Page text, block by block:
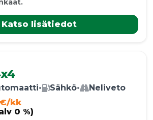
Katso lisätiedot
• Sähkö• Neliveto
€/kk
0 %)